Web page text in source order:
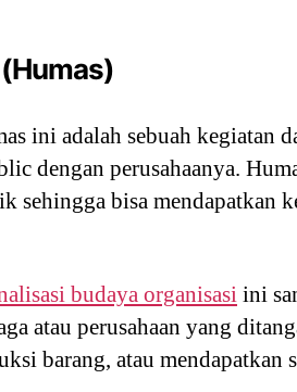
ini adalah sebuah kegiatan
dengan perusahaanya.
sehingga bisa mendapatkan
budaya organisasi ini
atau perusahaan yang
barang, atau mendapatkan